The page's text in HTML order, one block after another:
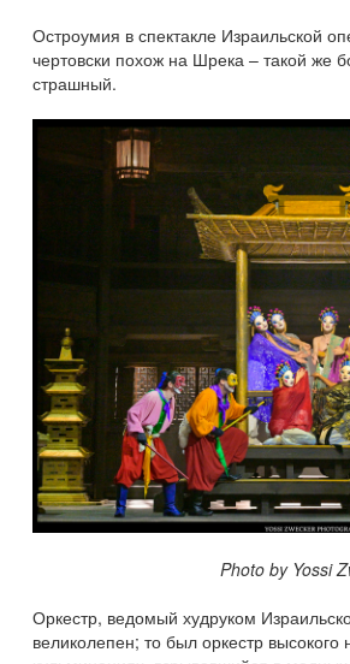
Остроумия в спектакле Израильской
чертовски похож на Шрека – такой же
страшный.
Photo by Yossi
Оркестр, ведомый худруком
великолепен; то был оркестр